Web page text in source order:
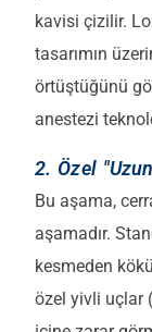
kavisi çizilir.
tasarımın
örtüştüğünü
anestezi
2. Özel
Bu aşama,
aşamadır.
kesmeden
özel yivli uçlar